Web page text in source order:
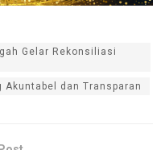
Gelar Rekonsiliasi
Akuntabel dan Transparan